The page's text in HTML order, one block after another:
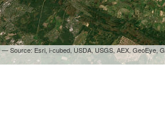
Source: Esri, i-cubed, USDA, USGS, AEX, GeoEye,